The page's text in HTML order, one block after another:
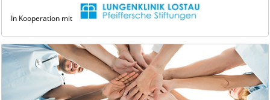
In Kooperation mit